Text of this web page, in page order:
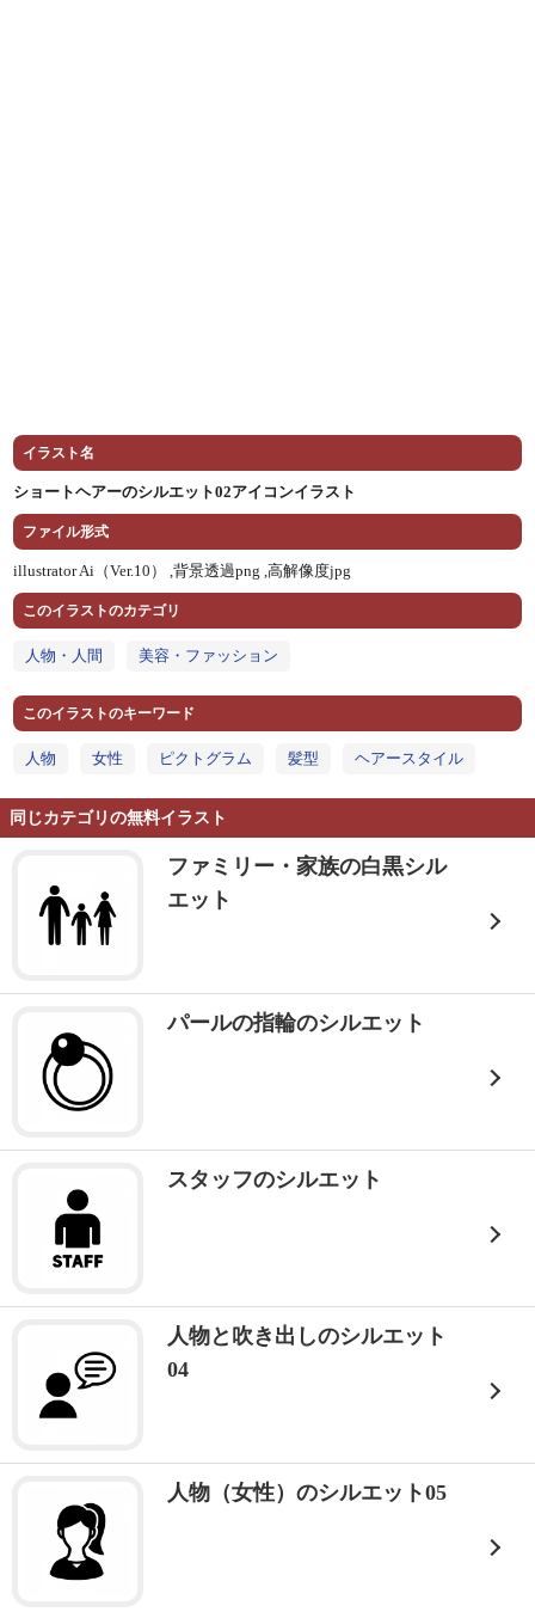
イラスト名
ショートヘアーのシルエット02アイコンイラスト
ファイル形式
illustrator Ai（Ver.10） ,背景透過png ,高解像度jpg
このイラストのカテゴリ
人物・人間 美容・ファッション
このイラストのキーワード
人物 女性 ピクトグラム 髪型 ヘアースタイル
同じカテゴリの無料イラスト
ファミリー・家族の白黒シル
エット
パールの指輪のシルエット
スタッフのシルエット
人物と吹き出しのシルエット
04
人物（女性）のシルエット05